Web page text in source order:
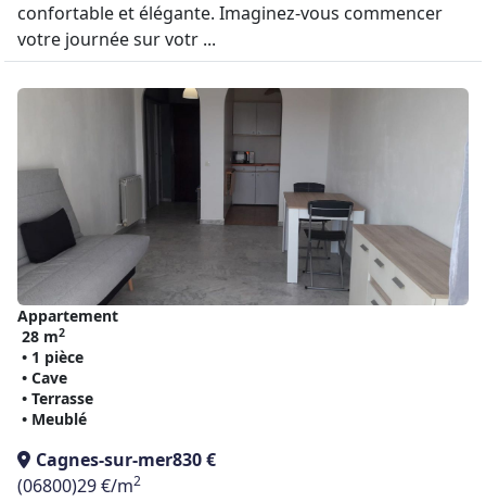
confortable et élégante. Imaginez-vous commencer
votre journée sur votr ...
Appartement
28 m2
• 1 pièce
• Cave
• Terrasse
• Meublé
Cagnes-sur-mer830 €
(06800)29 €/m2